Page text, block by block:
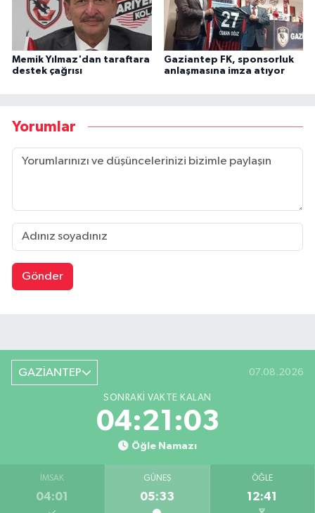
Memik Yılmaz'dan taraftara
destek çağrısı
Gaziantep FK, sponsorluk
anlaşmasına imza atıyor
Yorumlar
Gönder
GAZİANTEP 07.08.2026
SONRAKI VAKTE KALAN
04:21:02
Öğle Namazı
İMSAK
04:01
GÜNEŞ
05:33
ÖĞLE
12:41